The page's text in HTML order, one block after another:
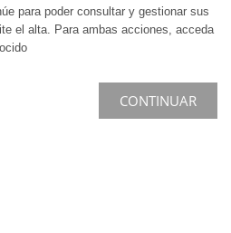
para poder consultar y gestionar sus
el alta. Para ambas acciones, acceda
CONTINUAR